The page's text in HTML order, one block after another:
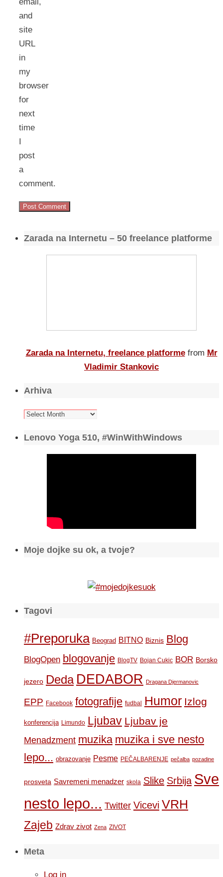
and
site
URL
in
my
browser
for
next
time
I
post
a
comment.
Zarada na Internetu – 50 freelance platforme
Zarada na Internetu, freelance platforme from Mr
Vladimir Stankovic
Arhiva
Arhiva
Lenovo Yoga 510, #WinWithWindows
Moje dojke su ok, a tvoje?
Tagovi
#Preporuka Beograd BITNO Biznis Blog
BlogOpen blogovanje BlogTV Bojan Cukic BOR Borsko
jezero Deda DEDABOR Dragana Djermanovic
EPP Facebook fotografije fudbal Humor Izlog
konferencija Limundo Ljubav Ljubav je
Menadzment muzika muzika i sve nesto
lepo... obrazovanje Pesme PEČALBARENJE pečalba pozadine
prosveta Savremeni menadzer skola Slike Srbija Sve
nesto lepo... Twitter Vicevi VRH
Zajeb Zdrav zivot Zena ZIVOT
Meta
Log in